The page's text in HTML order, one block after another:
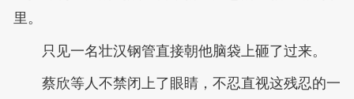
里。
只见一名壮汉钢管直接朝他脑袋上砸了过来。
蔡欣等人不禁闭上了眼睛，不忍直视这残忍的一